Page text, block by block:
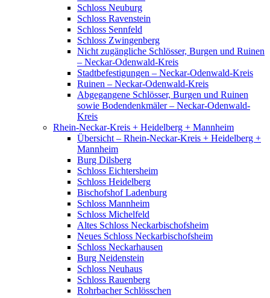
Schloss Neuburg
Schloss Ravenstein
Schloss Sennfeld
Schloss Zwingenberg
Nicht zugängliche Schlösser, Burgen und Ruinen
– Neckar-Odenwald-Kreis
Stadtbefestigungen – Neckar-Odenwald-Kreis
Ruinen – Neckar-Odenwald-Kreis
Abgegangene Schlösser, Burgen und Ruinen
sowie Bodendenkmäler – Neckar-Odenwald-
Kreis
Rhein-Neckar-Kreis + Heidelberg + Mannheim
Übersicht – Rhein-Neckar-Kreis + Heidelberg +
Mannheim
Burg Dilsberg
Schloss Eichtersheim
Schloss Heidelberg
Bischofshof Ladenburg
Schloss Mannheim
Schloss Michelfeld
Altes Schloss Neckarbischofsheim
Neues Schloss Neckarbischofsheim
Schloss Neckarhausen
Burg Neidenstein
Schloss Neuhaus
Schloss Rauenberg
Rohrbacher Schlösschen